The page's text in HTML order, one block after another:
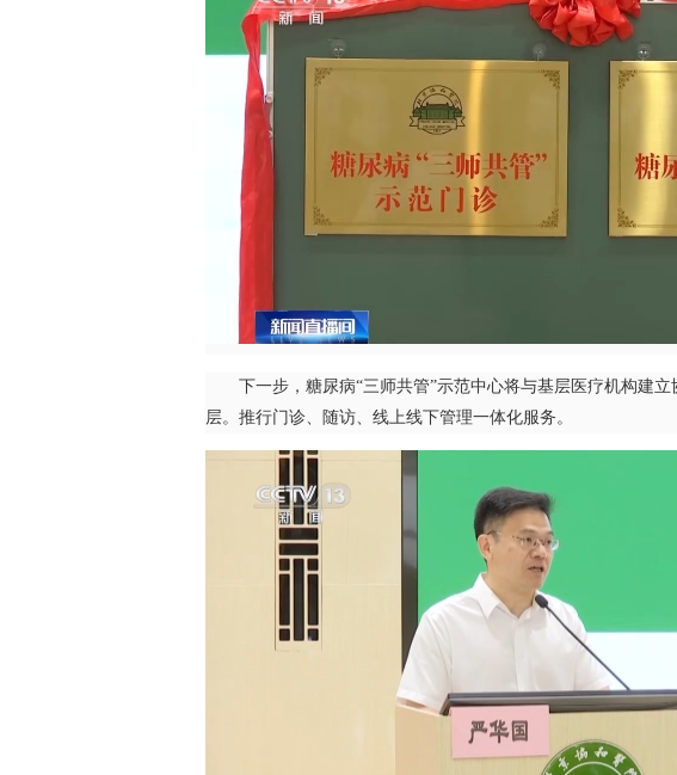
下一步，糖尿病“三师共管”示范中心将与基层医疗机构建立
层。推行门诊、随访、线上线下管理一体化服务。